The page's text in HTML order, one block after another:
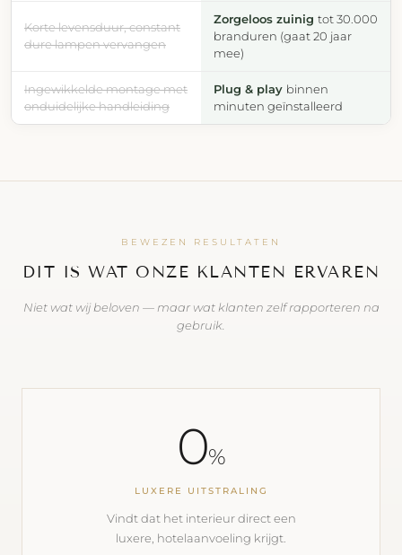
Korte levensduur, constant
dure lampen vervangen
Zorgeloos zuinig tot 30.000
branduren (gaat 20 jaar
mee)
Ingewikkelde montage met
onduidelijke handleiding
Plug & play binnen
minuten geïnstalleerd
BEWEZEN RESULTATEN
DIT IS WAT ONZE KLANTEN ERVAREN
Niet wat wij beloven — maar wat klanten zelf rapporteren na
gebruik.
0%
LUXERE UITSTRALING
Vindt dat het interieur direct een
luxere, hotelaanvoeling krijgt.